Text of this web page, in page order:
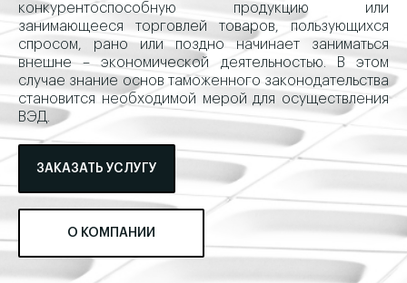
конкурентоспособную продукцию или
занимающееся торговлей товаров, пользующихся
спросом, рано или поздно начинает заниматься
внешне – экономической деятельностью. В этом
случае знание основ таможенного законодательства
становится необходимой мерой для осуществления
ВЭД.
ЗАКАЗАТЬ УСЛУГУ
О КОМПАНИИ